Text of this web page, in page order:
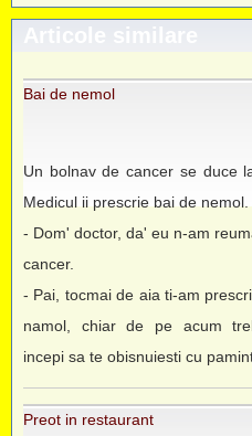
Articole similare
Bai de nemol
Un bolnav de cancer se duce
Medicul ii prescrie bai de nemol.
- Dom' doctor, da' eu n-am
cancer.
- Pai, tocmai de aia ti-am
namol, chiar de pe acum
incepi sa te obisnuiesti cu
Preot in restaurant